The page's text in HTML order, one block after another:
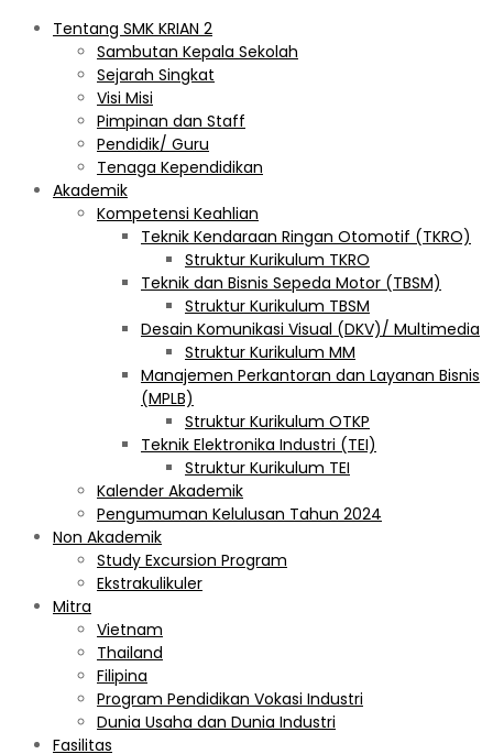
Tentang SMK KRIAN 2
Sambutan Kepala Sekolah
Sejarah Singkat
Visi Misi
Pimpinan dan Staff
Pendidik/ Guru
Tenaga Kependidikan
Akademik
Kompetensi Keahlian
Teknik Kendaraan Ringan Otomotif (TKRO)
Struktur Kurikulum TKRO
Teknik dan Bisnis Sepeda Motor (TBSM)
Struktur Kurikulum TBSM
Desain Komunikasi Visual (DKV)/ Multimedia
Struktur Kurikulum MM
Manajemen Perkantoran dan Layanan Bisnis
(MPLB)
Struktur Kurikulum OTKP
Teknik Elektronika Industri (TEI)
Struktur Kurikulum TEI
Kalender Akademik
Pengumuman Kelulusan Tahun 2024
Non Akademik
Study Excursion Program
Ekstrakulikuler
Mitra
Vietnam
Thailand
Filipina
Program Pendidikan Vokasi Industri
Dunia Usaha dan Dunia Industri
Fasilitas